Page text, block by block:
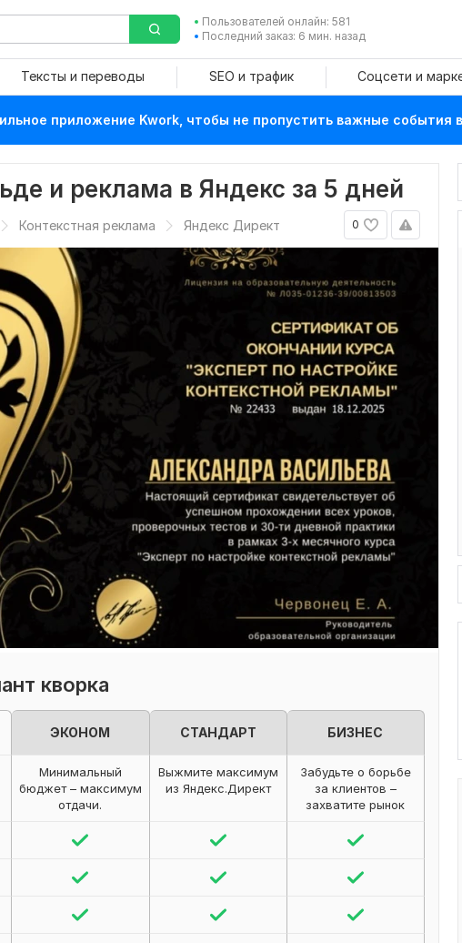
Пользователей онлайн: 581
Последний заказ: 6 мин. назад
Тексты и переводы SEO и трафик Соцсети и
приложение Kwork, чтобы не пропустить важные события
и реклама в Яндекс за 5 дней
0
Контекстная реклама Яндекс Директ
кворка
ЭКОНОМ СТАНДАРТ БИЗНЕС
Минимальный
бюджет – максимум
отдачи.
Выжмите максимум
из Яндекс.Директ
Забудьте о борьбе
за клиентов –
захватите рынок